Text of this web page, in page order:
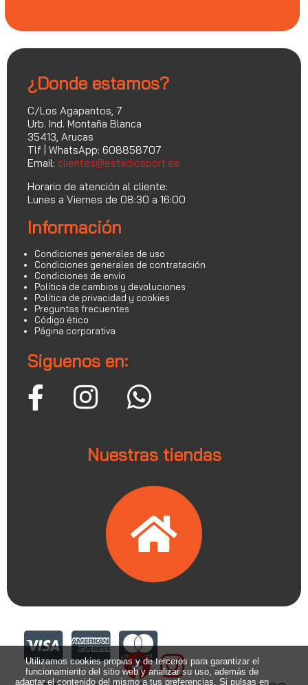
¿Donde estamos?
C/Los Agapantos, 7
Urb. Ind. Montaña Blanca
35413, Arucas
Tlf | WhatsApp: 608858707
Email: clientes@estadiosport.es
Horario de atención al cliente:
Lunes a Viernes de 08:30 a 16:00
Información
Condiciones generales de uso
Condiciones generales de contratación
Condiciones de envío
Política de cambios y devoluciones
Política de privacidad y cookies
Preguntas frecuentes
Código ético
Página corporativa
Siguenos en:
Nuestras tiendas
Utilizamos cookies propias y de terceros para garantizar el
funcionamiento del sitio web y analizar su uso, además de
adaptar el contenido del mismo a tus preferencias. Si pulsas en